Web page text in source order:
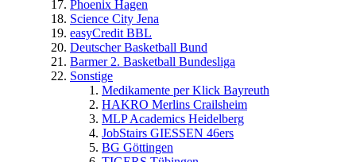
Phoenix Hagen
Science City Jena
easyCredit BBL
Deutscher Basketball Bund
Barmer 2. Basketball Bundesliga
Sonstige
Medikamente per Klick Bayreuth
HAKRO Merlins Crailsheim
MLP Academics Heidelberg
JobStairs GIESSEN 46ers
BG Göttingen